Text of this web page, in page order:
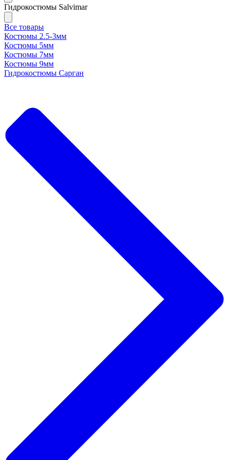
Гидрокостюмы Salvimar
Все товары
Костюмы 2.5-3мм
Костюмы 5мм
Костюмы 7мм
Костюмы 9мм
Гидрокостюмы Сарган